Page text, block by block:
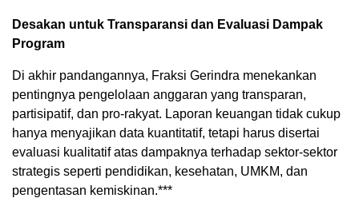
Desakan untuk Transparansi dan Evaluasi Dampak
Program
Di akhir pandangannya, Fraksi Gerindra menekankan
pentingnya pengelolaan anggaran yang transparan,
partisipatif, dan pro-rakyat. Laporan keuangan tidak cukup
hanya menyajikan data kuantitatif, tetapi harus disertai
evaluasi kualitatif atas dampaknya terhadap sektor-sektor
strategis seperti pendidikan, kesehatan, UMKM, dan
pengentasan kemiskinan.***